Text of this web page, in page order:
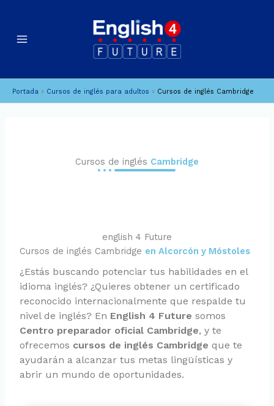
contenido
Portada » Cursos de inglés para adultos » Cursos de inglés Cambridge
Cursos de inglés Cambridge
english 4 Future
Cursos de inglés Cambridge en Alcorcón y Móstoles
¿Estás buscando potenciar tus habilidades en el
idioma inglés? ¿Quieres obtener un certificado
reconocido internacionalmente que respalde tu
nivel de inglés? En English 4 Futuresomos
Centro preparador oficial Cambridge, y te
ofrecemos cursos de inglés Cambridge que te
ayudarán a alcanzar tus metas lingüísticas y
abrir un mundo de oportunidades.